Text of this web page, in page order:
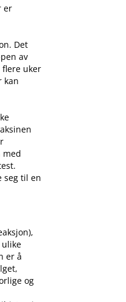
er
Det
av
flere uker
kan
med
seg til en
er å
og